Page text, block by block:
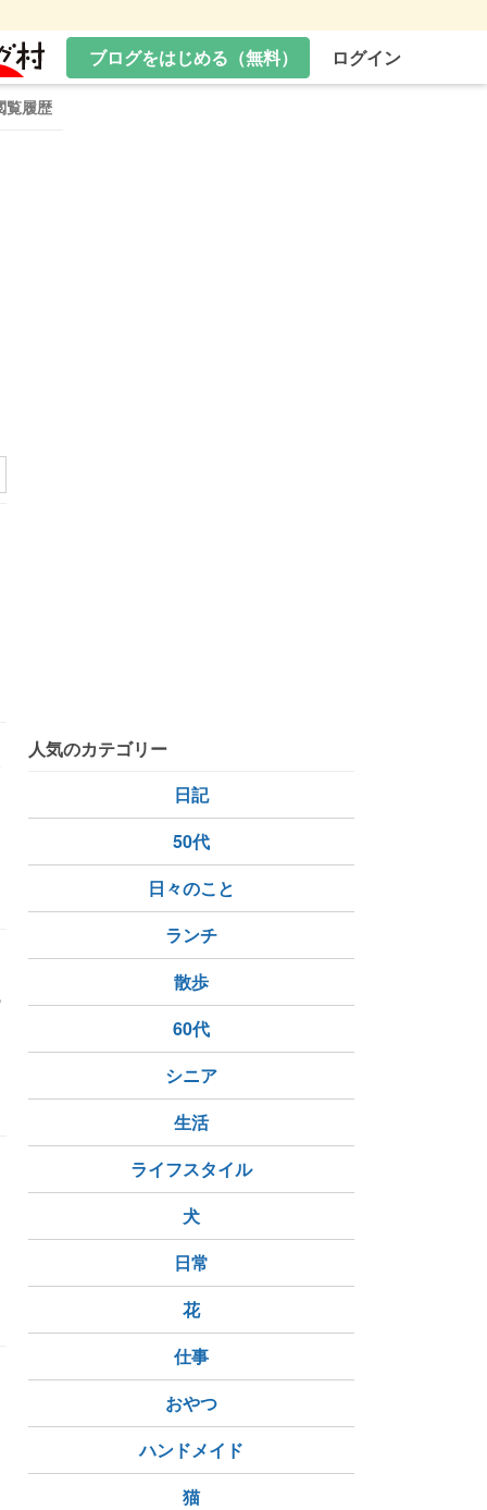
ブログをはじめる（無料） ログイン
覧履歴
人気のカテゴリー
日記
50代
日々のこと
ランチ
散歩
60代
シニア
生活
ライフスタイル
犬
日常
花
仕事
おやつ
ハンドメイド
猫